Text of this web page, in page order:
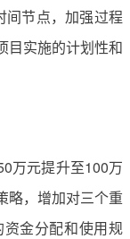
间节点，加强过程
目实施的计划性和
万元提升至100万
略，增加对三个重
金分配和使用规